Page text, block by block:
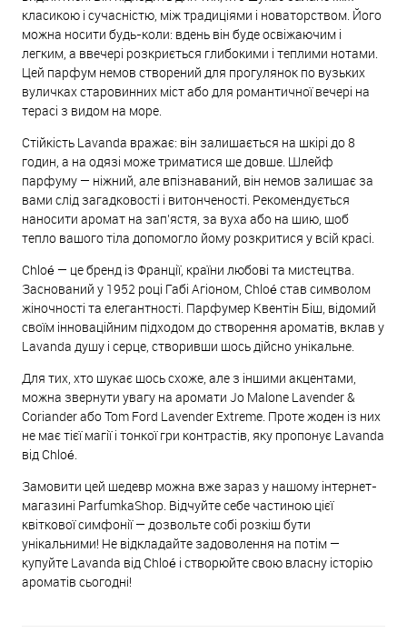
класикою і сучасністю, між традиціями і новаторством. Його
можна носити будь-коли: вдень він буде освіжаючим і
легким, а ввечері розкриється глибокими і теплими нотами.
Цей парфум немов створений для прогулянок по вузьких
вуличках старовинних міст або для романтичної вечері на
терасі з видом на море.
Стійкість Lavanda вражає: він залишається на шкірі до 8
годин, а на одязі може триматися ще довше. Шлейф
парфуму — ніжний, але впізнаваний, він немов залишає за
вами слід загадковості і витонченості. Рекомендується
наносити аромат на зап’ястя, за вуха або на шию, щоб
тепло вашого тіла допомогло йому розкритися у всій красі.
Chloé — це бренд із Франції, країни любові та мистецтва.
Заснований у 1952 році Габі Агіоном, Chloé став символом
жіночності та елегантності. Парфумер Квентін Біш, відомий
своїм інноваційним підходом до створення ароматів, вклав у
Lavanda душу і серце, створивши щось дійсно унікальне.
Для тих, хто шукає щось схоже, але з іншими акцентами,
можна звернути увагу на аромати Jo Malone Lavender &
Coriander або Tom Ford Lavender Extreme. Проте жоден із них
не має тієї магії і тонкої гри контрастів, яку пропонує Lavanda
від Chloé.
Замовити цей шедевр можна вже зараз у нашому інтернет-
магазині ParfumkaShop. Відчуйте себе частиною цієї
квіткової симфонії — дозвольте собі розкіш бути
унікальними! Не відкладайте задоволення на потім —
купуйте Lavanda від Chloé і створюйте свою власну історію
ароматів сьогодні!